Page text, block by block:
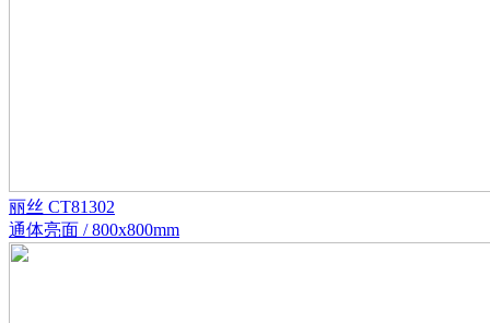
丽丝 CT81302
通体亮面 / 800x800mm